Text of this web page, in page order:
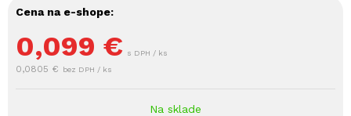
Cena na e-shope:
0,099 € s DPH / ks
0,0805 € bez DPH / ks
Na sklade